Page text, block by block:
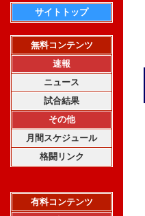
サイトトップ
無料コンテンツ
速報
ニュース
試合結果
その他
月間スケジュール
格闘リンク
有料コンテンツ